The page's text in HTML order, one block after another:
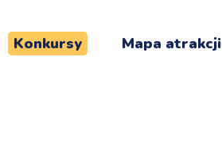
Konkursy Mapa atrakcji